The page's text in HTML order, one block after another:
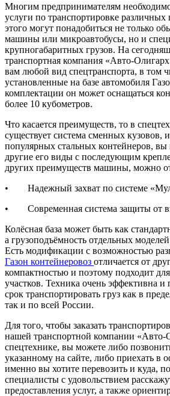
Многим предпринимателям необходимо
услуги по транспортировке различных
этого могут понадобиться не только
машины или микроавтобусы, но и
крупногабаритных грузов. На
транспортная компания «Авто-
вам любой вид спецтранспорта, в том
установленные на базе автомобиля
комплектации он может оснащаться
более 10 кубометров.
Что касается преимуществ, то в
существует система сменных кузовов,
популярных стальных контейнеров, вы
другие его виды с последующим
других преимуществ машины, можно
• Надежный захват по системе
• Современная система защиты от
Колёсная база может быть как
а грузоподъёмность отдельных
Есть модификации с возможностью
Газон контейнеровоз отличается от
компактностью и поэтому подходит
участков. Техника очень эффективна и
срок транспортировать груз как в
так и по всей России.
Для того, чтобы заказать
нашей транспортной компании «Авто-
спецтехнике, вы можете либо
указанному на сайте, либо приехать в
именно вы хотите перевозить и куда,
специалисты с удовольствием
предоставления услуг, а также